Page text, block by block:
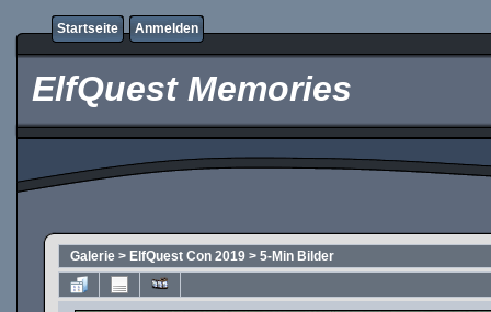
Startseite Anmelden
ElfQuest Memories
Galerie > ElfQuest Con 2019 > 5-Min Bilder